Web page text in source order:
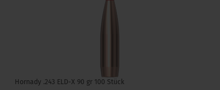
Hornady .243 ELD-X 90 gr 100 Stück